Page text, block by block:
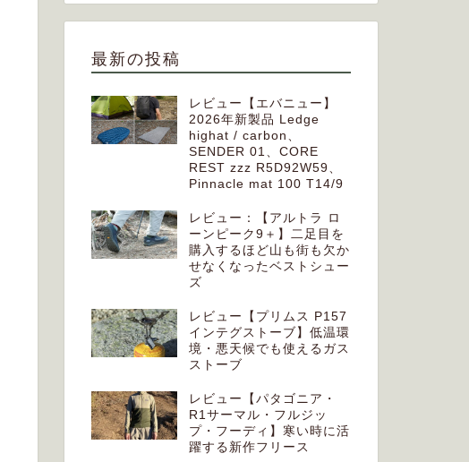
最新の投稿
レビュー【エバニュー】
2026年新製品 Ledge
highat / carbon、
SENDER 01、CORE
REST zzz R5D92W59、
Pinnacle mat 100 T14/9
レビュー：【アルトラ ロ
ーンピーク9＋】二足目を
購入するほど山も街も欠か
せなくなったベストシュー
ズ
レビュー【プリムス P157
インテグストーブ】低温環
境・悪天候でも使えるガス
ストーブ
レビュー【パタゴニア・
R1サーマル・フルジッ
プ・フーディ】寒い時に活
躍する新作フリース